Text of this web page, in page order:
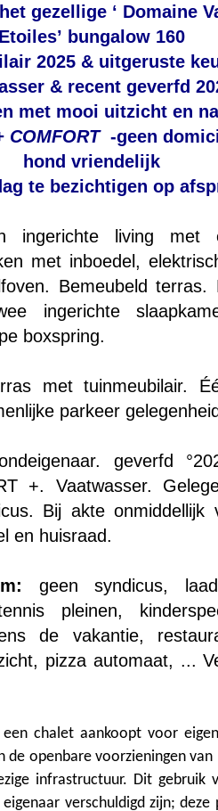
gezellige ‘ Domaine
Etoiles’ bungalow 160
2025 & uitgeruste
& recent geverfd
met mooi uitzicht en
COMFORT -geen
hond vriendelijk
te bezichtigen op
ingerichte living met
met inboedel,
Bemeubeld terras.
ingerichte
boxspring.
met tuinmeubilair.
parkeer
geverfd
+. Vaatwasser.
Bij akte onmiddellijk
en huisraad.
geen syndicus,
pleinen,
de vakantie,
pizza automaat, ...
een chalet aankoopt voor
de openbare voorzieningen
infrastructuur. Dit
verschuldigd zijn; deze